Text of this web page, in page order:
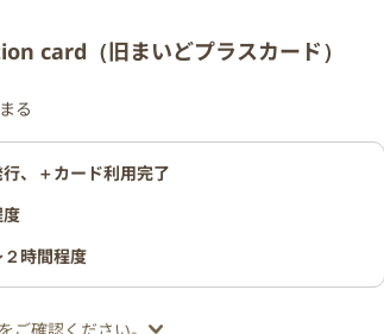
card（旧まいどプラスカード）
る
、＋カード利用完了
度
２時間程度